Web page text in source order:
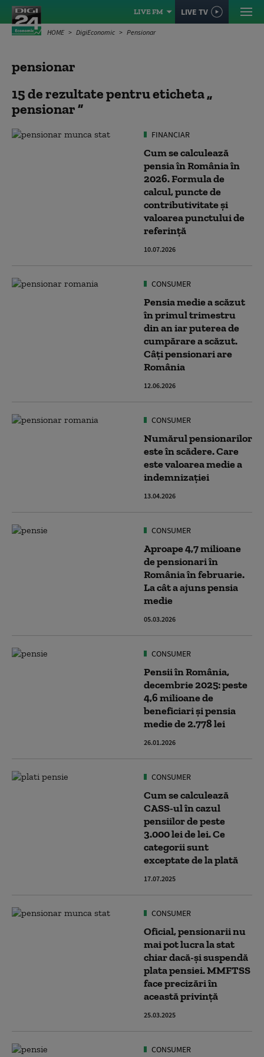
LIVE FM LIVE TV
HOME DigiEconomic Pensionar
pensionar
15 de rezultate pentru eticheta
pensionar
FINANCIAR
Cum se calculează
pensia în România în
2026. Formula de
calcul, puncte de
contributivitate și
valoarea punctului de
referință
10.07.2026
CONSUMER
Pensia medie a scăzut
în primul trimestru
din an iar puterea de
cumpărare a scăzut.
Câți pensionari are
România
12.06.2026
CONSUMER
Numărul pensionarilor
este în scădere. Care
este valoarea medie a
indemnizației
13.04.2026
CONSUMER
Aproape 4,7 milioane
de pensionari în
România în februarie.
La cât a ajuns pensia
medie
05.03.2026
CONSUMER
Pensii în România,
decembrie 2025: peste
4,6 milioane de
beneficiari și pensia
medie de 2.778 lei
26.01.2026
CONSUMER
Cum se calculează
CASS-ul în cazul
pensiilor de peste
3.000 lei de lei. Ce
categorii sunt
exceptate de la plată
17.07.2025
CONSUMER
Oficial, pensionarii nu
mai pot lucra la stat
chiar dacă-și suspendă
plata pensiei. MMFTSS
face precizări în
această privință
25.03.2025
CONSUMER